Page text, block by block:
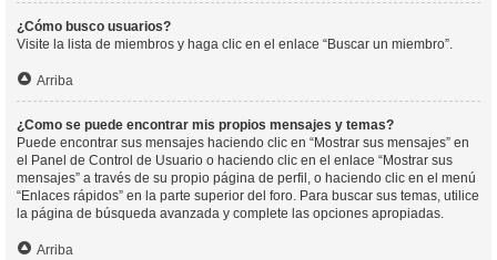
¿Cómo busco usuarios?
Visite la lista de miembros y haga clic en el enlace “Buscar un miembro”.
Arriba
¿Como se puede encontrar mis propios mensajes y temas?
Puede encontrar sus mensajes haciendo clic en “Mostrar sus mensajes” en
el Panel de Control de Usuario o haciendo clic en el enlace “Mostrar sus
mensajes” a través de su propio página de perfil, o haciendo clic en el menú
“Enlaces rápidos” en la parte superior del foro. Para buscar sus temas, utilice
la página de búsqueda avanzada y complete las opciones apropiadas.
Arriba